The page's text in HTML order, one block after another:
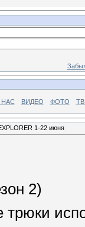
ВИДЕО ФОТО ТВ
1-22 июня
2)
трюки